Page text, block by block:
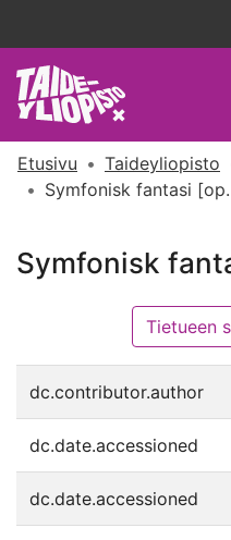
Etusivu Taideyliopisto
Symfonisk fantasi
Symfonisk
Tietueen
dc.contributor.author
dc.date.accessioned
dc.date.accessioned